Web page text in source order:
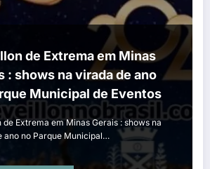
de Extrema em Minas
: shows na virada de ano
Municipal de Eventos
de Extrema em Minas Gerais : shows na
ano no Parque Municipal…